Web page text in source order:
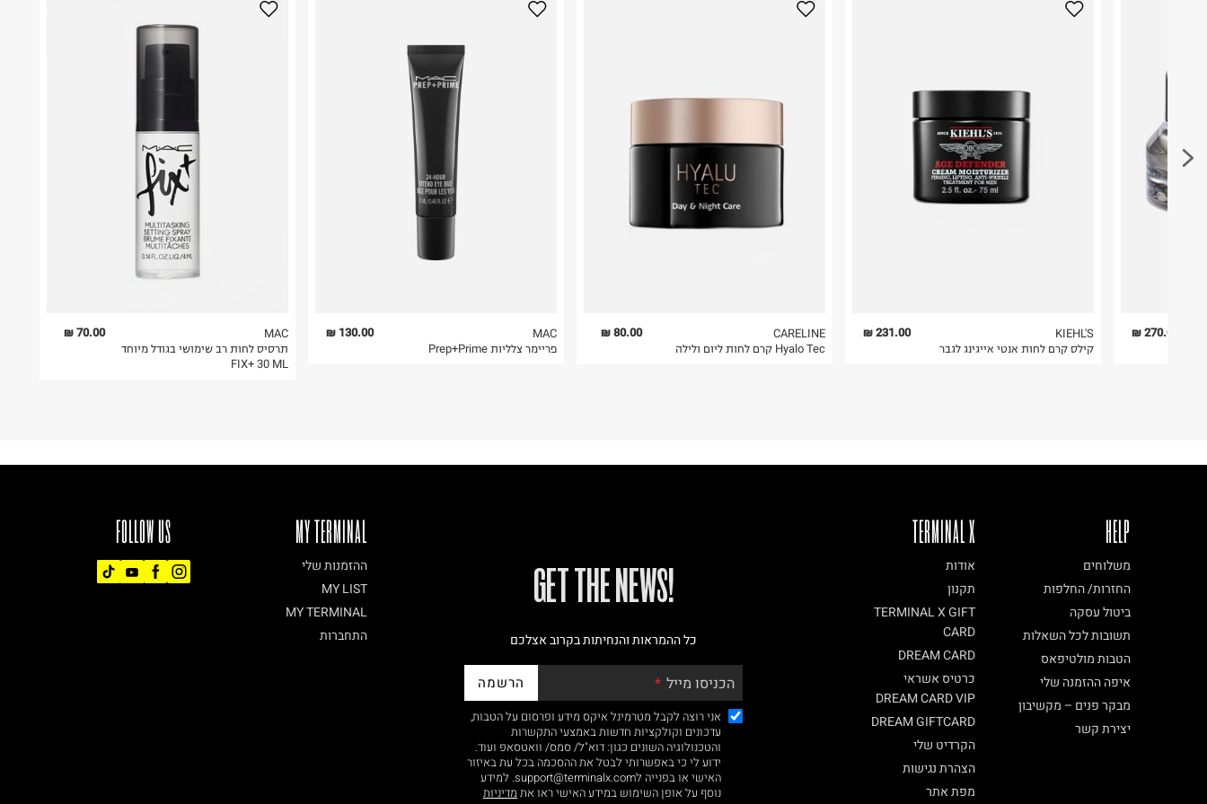
70.00 ₪
MAC
תרסיס לחות רב שימושי בגודל מיוחד
FIX+ 30 ML
130.00 ₪
MAC
פריימר צלליות Prep+Prime
80.00 ₪
CARELINE
Hyalo Tec קרם לחות ליום ולילה
231.00 ₪
KIEHL'S
קילס קרם לחות אנטי אייגינג לגבר
270.00 ₪
FOLLOW US MY TERMINAL
ההזמנות שלי
MY LIST
MY TERMINAL
התחברות
!GET THE NEWS
כל ההמראות והנחיתות בקרוב אצלכם
הכניסו מייל הרשמה
אני רוצה לקבל מטרמינל איקס מידע ופרסום על הטבות,
עדכונים וקולקציות חדשות באמצעי התקשרות
והטכנולוגיה השונים כגון: דוא"ל/ סמס/ וואטסאפ ועוד.
ידוע לי כי באפשרותי לבטל את ההסכמה בכל עת באיזור
האישי או בפנייה לsupport@terminalx.com. למידע
נוסף על אופן השימוש במידע האישי ראו את מדיניות
TERMINAL X
אודות
תקנון
TERMINAL X GIFT
CARD
DREAM CARD
כרטיס אשראי
DREAM CARD VIP
DREAM GIFTCARD
הקרדיט שלי
הצהרת נגישות
מפת אתר
HELP
משלוחים
החזרות/ החלפות
ביטול עסקה
תשובות לכל השאלות
הטבות מולטיפאס
איפה ההזמנה שלי
מבקר פנים – מקשיבון
יצירת קשר